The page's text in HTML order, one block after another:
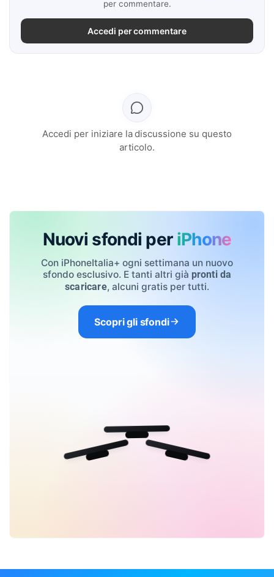
per commentare.
Accedi per commentare
Accedi per iniziare la discussione su questo
articolo.
Nuovi sfondi per iPhone
Con iPhoneItalia+ ogni settimana un nuovo
sfondo esclusivo. E tanti altri già pronti da
scaricare, alcuni gratis per tutti.
Scopri gli sfondi